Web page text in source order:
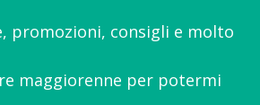
promozioni, consigli e molto
maggiorenne per potermi